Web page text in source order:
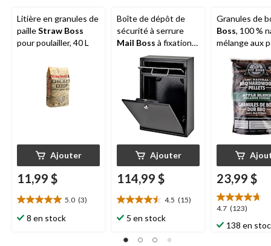
Litière en granules de
pailleStraw Boss
pour poulailler, 40 L
Ajouter
11,99 $
5.0 (3)
5.0
étoile(s)
8 en stock
Boîte de dépôt de
sécurité à serrure
Mail Boss à fixation
murale, 16,2po H x
11,2po la x 4,7po P,
Ajouter
114,99 $
4.5 (15)
4.5
étoile(s)
5.
5 en stock
Granules de
Boss, 100 %
mélange aux
23,99 $
4.7 (123)
4.7
étoile(s)
sur
138 en